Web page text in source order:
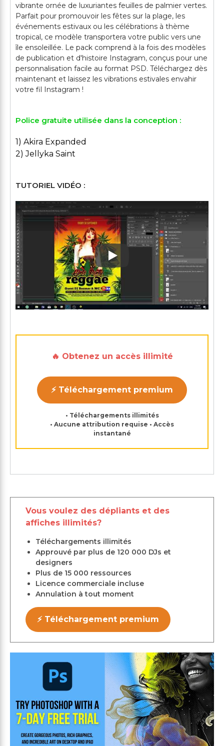
vibrante ornée de luxuriantes feuilles de palmier vertes.
Parfait pour promouvoir les fêtes sur la plage, les
événements estivaux ou les célébrations à thème
tropical, ce modèle transportera votre public vers une
île ensoleillée. Le pack comprend à la fois des modèles
de publication et d'histoire Instagram, conçus pour une
personnalisation facile au format PSD. Téléchargez dès
maintenant et laissez les vibrations estivales envahir
Police gratuite utilisée dans la conception :
1) Akira Expanded
2) Jellyka Saint
TUTORIEL VIDÉO :
Play: Keynote (Google I/O
🔥 Obtenez un accès illimité
⚡ Téléchargement premium
• Téléchargements illimités
• Aucune attribution requise • Accès
instantané
Vous voulez des dépliants et des
affiches illimités?
Téléchargements illimités
Approuvé par plus de 120 000 DJs et
designers
Plus de 15 000 ressources
Licence commerciale incluse
Annulation à tout moment
⚡ Téléchargement premium